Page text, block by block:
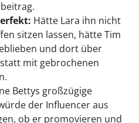
Hätte Lara ihn nicht
sitzen lassen, hätte Tim
und dort über
mit gebrochenen
Bettys großzügige
der Influencer aus
ob er promovieren und